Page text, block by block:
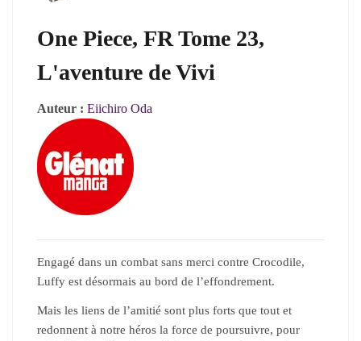
One Piece, FR Tome 23,
L'aventure de Vivi
Auteur : Eiichiro Oda
Engagé dans un combat sans merci contre Crocodile,
Luffy est désormais au bord de l’effondrement.
Mais les liens de l’amitié sont plus forts que tout et
redonnent à notre héros la force de poursuivre, pour